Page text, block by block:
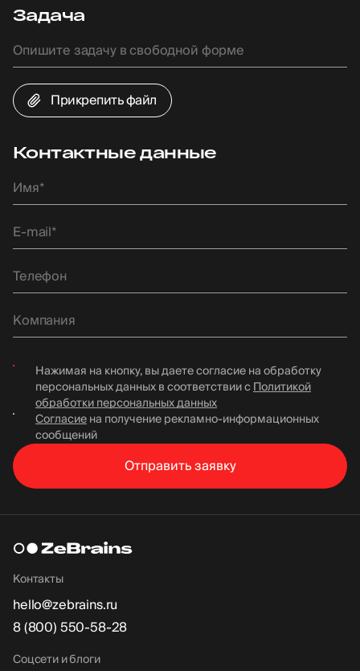
Задача
Прикрепить файл
Контактные данные
Отправитьзаявку
Нажимая на кнопку, вы даете согласие на обработку
персональных данных в соответствии сПолитикой
обработки персональных данных
Согласиена получение рекламно-информационных
сообщений
Контакты
hello@zebrains.ru
8 (800) 550-58-28
Соцсети и блоги